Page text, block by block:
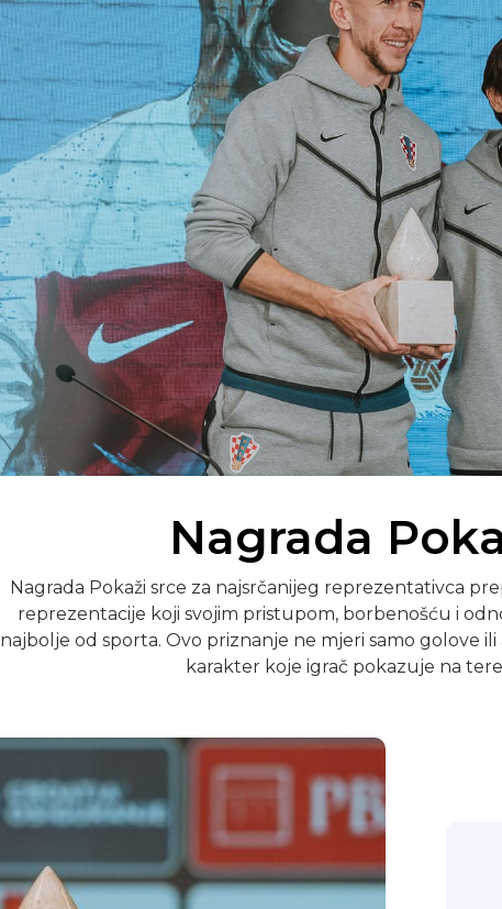
Nagrada
Nagrada Pokaži srce za najsrčanijeg reprezentativca
reprezentacije koji svojim pristupom, borbenošću i
najbolje od sporta. Ovo priznanje ne mjeri samo golove ili
karakter koje igrač pokazuje na